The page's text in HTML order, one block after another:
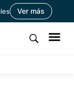
Ver más